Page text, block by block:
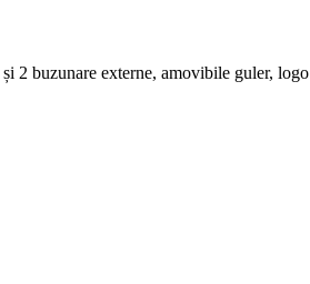
2 buzunare externe, amovibile guler, logo